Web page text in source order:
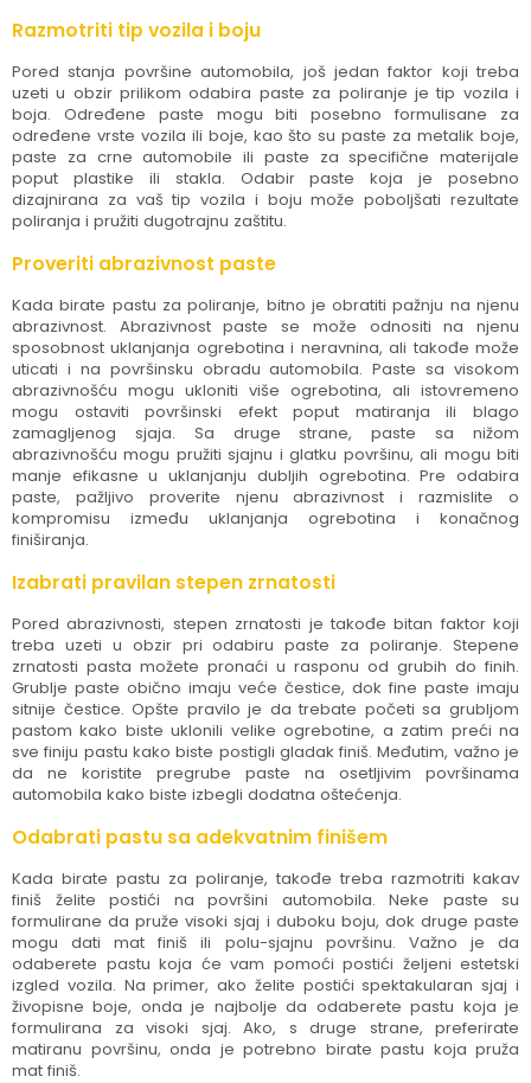
Razmotriti tip vozila i boju
Pored stanja površine automobila, još jedan faktor koji treba
uzeti u obzir prilikom odabira paste za poliranje je tip vozila i
boja. Određene paste mogu biti posebno formulisane za
određene vrste vozila ili boje, kao što su paste za metalik boje,
paste za crne automobile ili paste za specifične materijale
poput plastike ili stakla. Odabir paste koja je posebno
dizajnirana za vaš tip vozila i boju može poboljšati rezultate
poliranja i pružiti dugotrajnu zaštitu.
Proveriti abrazivnost paste
Kada birate pastu za poliranje, bitno je obratiti pažnju na njenu
abrazivnost. Abrazivnost paste se može odnositi na njenu
sposobnost uklanjanja ogrebotina i neravnina, ali takođe može
uticati i na površinsku obradu automobila. Paste sa visokom
abrazivnošću mogu ukloniti više ogrebotina, ali istovremeno
mogu ostaviti površinski efekt poput matiranja ili blago
zamagljenog sjaja. Sa druge strane, paste sa nižom
abrazivnošću mogu pružiti sjajnu i glatku površinu, ali mogu biti
manje efikasne u uklanjanju dubljih ogrebotina. Pre odabira
paste, pažljivo proverite njenu abrazivnost i razmislite o
kompromisu između uklanjanja ogrebotina i konačnog
finiširanja.
Izabrati pravilan stepen zrnatosti
Pored abrazivnosti, stepen zrnatosti je takođe bitan faktor koji
treba uzeti u obzir pri odabiru paste za poliranje. Stepene
zrnatosti pasta možete pronaći u rasponu od grubih do finih.
Grublje paste obično imaju veće čestice, dok fine paste imaju
sitnije čestice. Opšte pravilo je da trebate početi sa grubljom
pastom kako biste uklonili velike ogrebotine, a zatim preći na
sve finiju pastu kako biste postigli gladak finiš. Međutim, važno je
da ne koristite pregrube paste na osetljivim površinama
automobila kako biste izbegli dodatna oštećenja.
Odabrati pastu sa adekvatnim finišem
Kada birate pastu za poliranje, takođe treba razmotriti kakav
finiš želite postići na površini automobila. Neke paste su
formulirane da pruže visoki sjaj i duboku boju, dok druge paste
mogu dati mat finiš ili polu-sjajnu površinu. Važno je da
odaberete pastu koja će vam pomoći postići željeni estetski
izgled vozila. Na primer, ako želite postići spektakularan sjaj i
živopisne boje, onda je najbolje da odaberete pastu koja je
formulirana za visoki sjaj. Ako, s druge strane, preferirate
matiranu površinu, onda je potrebno birate pastu koja pruža
mat finiš.